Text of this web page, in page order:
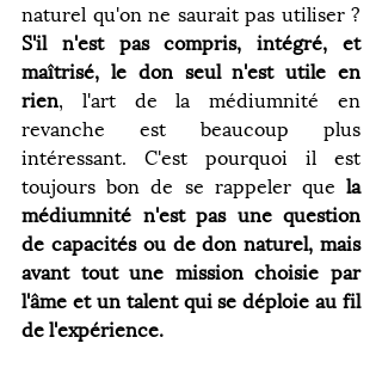
S'il n'est pas compris, intégré, et
maîtrisé, le don seul n'est utile en
rien, l'art de la médiumnité en
revanche est beaucoup plus
intéressant. C'est pourquoi il est
toujours bon de se rappeler que la
médiumnité n'est pas une question
de capacités ou de don naturel, mais
avant tout une mission choisie par
l'âme et un talent qui se déploie au fil
de l'expérience.